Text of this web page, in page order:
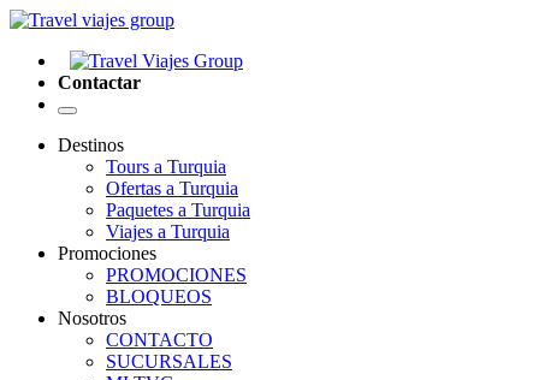
Contactar
Destinos
Tours a Turquia
Ofertas a Turquia
Paquetes a Turquia
Viajes a Turquia
Promociones
PROMOCIONES
BLOQUEOS
Nosotros
CONTACTO
SUCURSALES